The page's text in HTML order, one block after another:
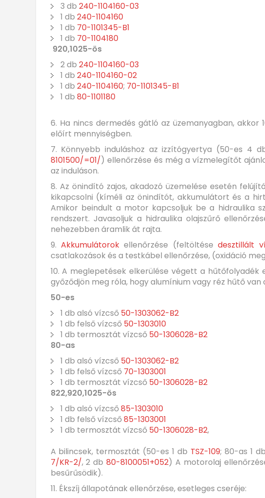
3 db 240-1104160-03
1 db 240-1104160
1 db 70-1101345-B1
1 db 70-1104180
920,1025-ös
2 db 240-1104160-03
1 db 240-1104160-02
1 db 240-1104160; 70-1101345-B1
1 db 80-1101180
6. Ha nincs dermedés gátló az üzemanyagban,
előírt mennyiségben.
7. Könnyebb induláshoz az izzítógyertya (50-es 4
8101500/=01/) ellenőrzése és még a vízmelegítőt
az induláson.
8. Az önindító zajos, akadozó üzemelése esetén
kikapcsolni (kíméli az önindítót, akkumulátort és a
Amikor beindult a motor kapcsoljuk be a hidraulika
rendszert. Javasoljuk a hidraulika olajszűrő
nehezebben áramlik át rajta.
9. Akkumulátorokellenőrzése (feltöltésedesztillált
csatlakozások és a testkábel ellenőrzése, (oxidáció
10. A meglepetések elkerülése végett a
győződjön meg róla, hogy alumínium vagy réz hűtő
50-es
1 db alsó vízcső 50-1303062-B2
1 db felső vízcső 50-1303010
1 db termosztát vízcső 50-1306028-B2
80-as
1 db alsó vízcső 50-1303062-B2
1 db felső vízcső 70-1303001
1 db termosztát vízcső 50-1306028-B2
822,920,1025-ös
1 db alsó vízcső85-1303010
1 db felső vízcső85-1303001
1 db termosztát vízcső 50-1306028-B2,
A bilincsek, termosztát (50-es 1 db TSZ-109; 80-as 1 db
7/KR-2/, 2 db80-8100051+052) A motorolaj
besűrűsödik).
11. Ékszíj állapotának ellenőrzése, esetleges cseréje: